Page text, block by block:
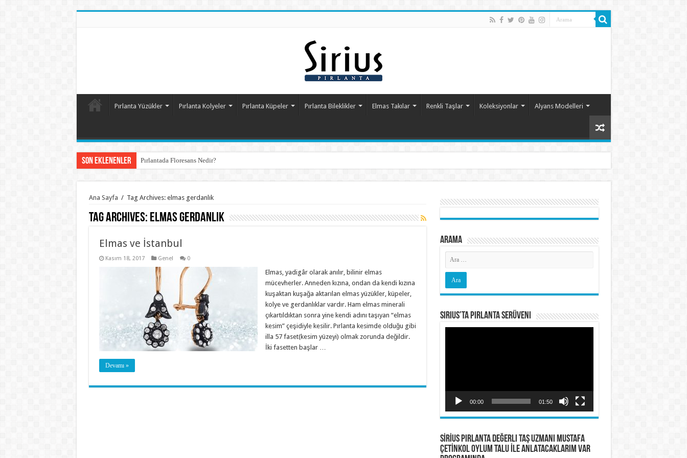
Pırlanta Yüzükler Pırlanta Kolyeler Pırlanta Küpeler Pırlanta Bileklikler Elmas Takılar Renkli Taşlar Koleksiyonlar Alyans Modelleri
Son Eklenenler Pırlantada Floresans Nedir?
Ana Sayfa / Tag Archives: elmas gerdanlık
Tag Archives: elmas gerdanlık
Elmas ve İstanbul
Kasım 18, 2017 Genel 0
Elmas, yadigâr olarak anılır, bilinir elmas
mücevherler. Anneden kızına, ondan da kendi kızına
kuşaktan kuşağa aktarılan elmas yüzükler, küpeler,
kolye ve gerdanlıklar vardır. Ham elmas minerali
çıkartıldıktan sonra yine kendi adını taşıyan “elmas
kesim” çeşidiyle kesilir. Pırlanta kesimde olduğu gibi
illa 57 faset(kesim yüzeyi) olmak zorunda değildir.
İki fasetten başlar …
Devamı »
Arama
Sirius’ta Pırlanta Serüveni
00:00 01:50
SİRİUS PIRLANTA Değerli Taş Uzmanı Mustafa
ÇETİNKOL OYLUM TALU İLE ANLATACAKLARIM VAR